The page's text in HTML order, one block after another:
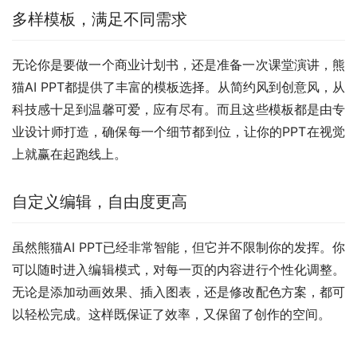
多样模板，满足不同需求
无论你是要做一个商业计划书，还是准备一次课堂演讲，熊
猫AI PPT都提供了丰富的模板选择。从简约风到创意风，从
科技感十足到温馨可爱，应有尽有。而且这些模板都是由专
业设计师打造，确保每一个细节都到位，让你的PPT在视觉
上就赢在起跑线上。
自定义编辑，自由度更高
虽然熊猫AI PPT已经非常智能，但它并不限制你的发挥。你
可以随时进入编辑模式，对每一页的内容进行个性化调整。
无论是添加动画效果、插入图表，还是修改配色方案，都可
以轻松完成。这样既保证了效率，又保留了创作的空间。